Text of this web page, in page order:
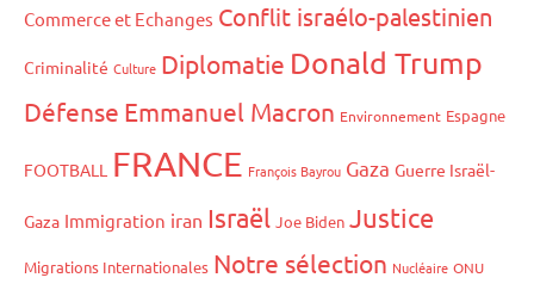
Commerce et Echanges Conflit israélo-palestinien
Criminalité Culture Diplomatie Donald Trump
Défense Emmanuel Macron Environnement Espagne
FOOTBALL FRANCE François Bayrou Gaza Guerre Israël-
Gaza Immigration iran Israël Joe Biden Justice
Migrations Internationales Notre sélection Nucléaire ONU